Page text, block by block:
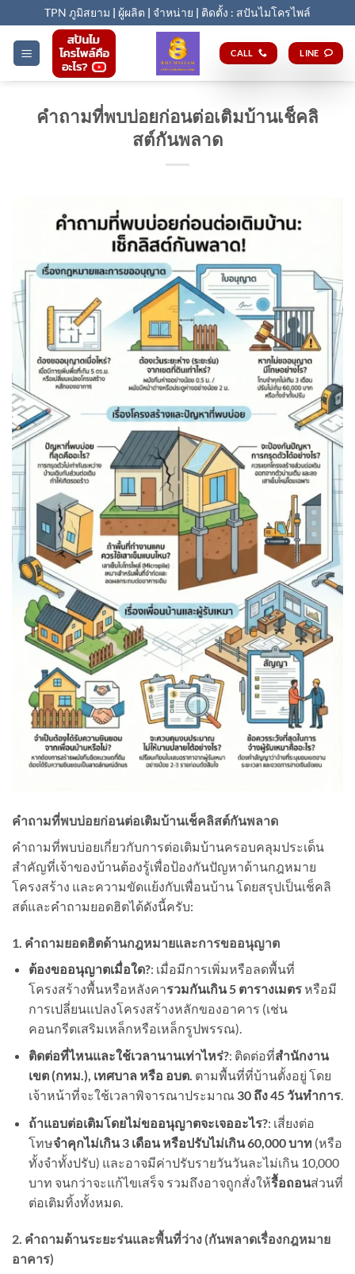
to
content
TPN ภูมิสยาม | ผู้ผลิต | จำหน่าย | ติดตั้ง : สปันไมโครไพล์
CALL LINE
คำถามที่พบบ่อยก่อนต่อเติมบ้านเช็คลิ
สต์กันพลาด
คำถามที่พบบ่อยก่อนต่อเติมบ้านเช็คลิสต์กันพลาด
คำถามที่พบบ่อยเกี่ยวกับการต่อเติมบ้านครอบคลุมประเด็น
สำคัญที่เจ้าของบ้านต้องรู้เพื่อป้องกันปัญหาด้านกฎหมาย
โครงสร้าง และความขัดแย้งกับเพื่อนบ้าน โดยสรุปเป็นเช็คลิ
สต์และคำถามยอดฮิตได้ดังนี้ครับ:
1. คำถามยอดฮิตด้านกฎหมายและการขออนุญาต
ต้องขออนุญาตเมื่อใด?: เมื่อมีการเพิ่มหรือลดพื้นที่
โครงสร้างพื้นหรือหลังคารวมกันเกิน 5 ตารางเมตรหรือมี
การเปลี่ยนแปลงโครงสร้างหลักของอาคาร (เช่น
คอนกรีตเสริมเหล็กหรือเหล็กรูปพรรณ).
ติดต่อที่ไหนและใช้เวลานานเท่าไหร่?: ติดต่อที่สำนักงาน
เขต (กทม.), เทศบาล หรือ อบต. ตามพื้นที่ที่บ้านตั้งอยู่ โดย
เจ้าหน้าที่จะใช้เวลาพิจารณาประมาณ 30 ถึง 45 วันทำการ.
ถ้าแอบต่อเติมโดยไม่ขออนุญาตจะเจออะไร?: เสี่ยงต่อ
โทษจำคุกไม่เกิน 3 เดือน หรือปรับไม่เกิน 60,000 บาท(หรือ
ทั้งจำทั้งปรับ) และอาจมีค่าปรับรายวันวันละไม่เกิน 10,000
บาท จนกว่าจะแก้ไขเสร็จ รวมถึงอาจถูกสั่งให้รื้อถอนส่วนที่
ต่อเติมทิ้งทั้งหมด.
2. คำถามด้านระยะร่นและพื้นที่ว่าง (กันพลาดเรื่องกฎหมาย
อาคาร)